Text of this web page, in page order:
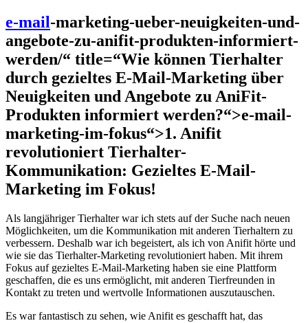
e-mail-marketing-ueber-neuigkeiten-und-
angebote-zu-anifit-produkten-informiert-
werden/“ title=“Wie können Tierhalter
durch gezieltes E-Mail-Marketing über
Neuigkeiten und Angebote zu AniFit-
Produkten informiert werden?“>e-mail-
marketing-im-fokus“>1. Anifit‍
revolutioniert Tierhalter-
Kommunikation: Gezieltes E-Mail-
Marketing im Fokus!
Als langjähriger Tierhalter war ich stets auf der​ Suche ⁣nach​ neuen
Möglichkeiten, um die Kommunikation mit anderen ⁤Tierhaltern‍ zu​
verbessern. Deshalb war ich begeistert, als ⁣ich von Anifit ‍hörte und
wie sie das Tierhalter-Marketing ⁢revolutioniert ​haben. Mit ihrem
Fokus auf ⁢gezieltes⁢ E-Mail-Marketing haben ‌sie eine Plattform
geschaffen, die es uns ermöglicht, ⁤mit anderen Tierfreunden‌ in
Kontakt zu treten und​ wertvolle Informationen auszutauschen.
Es war ​fantastisch zu sehen, wie ⁢Anifit es geschafft hat,⁤ das